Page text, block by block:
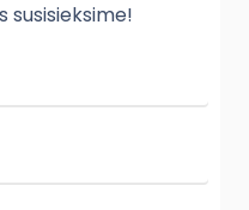
susisieksime!